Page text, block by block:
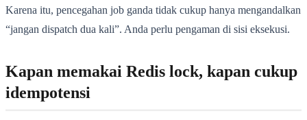
Karena itu, pencegahan job ganda tidak cukup hanya mengandalkan
“jangan dispatch dua kali”. Anda perlu pengaman di sisi eksekusi.
Kapan memakai Redis lock, kapan cukup
idempotensi